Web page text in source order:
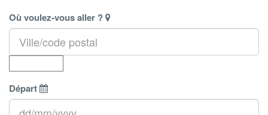
Où voulez-vous aller ?
Départ